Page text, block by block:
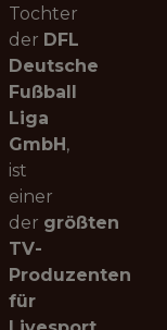
Tochter
der DFL
Deutsche
Fußball
Liga
GmbH,
ist
einer
der größten
TV-
Produzenten
für